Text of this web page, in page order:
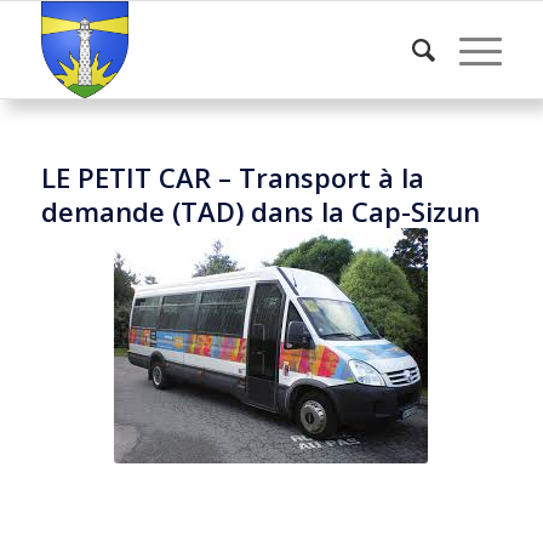
LE PETIT CAR – Transport à la
demande (TAD) dans la Cap-Sizun